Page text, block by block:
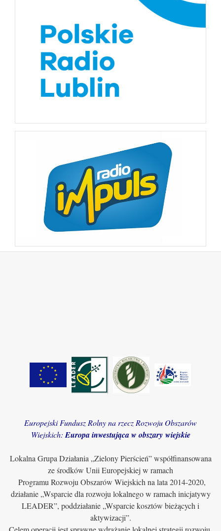
Europejski Fundusz Rolny na rzecz Rozwoju Obszarów
Wiejskich: Europa inwestująca w obszary wiejskie
Lokalna Grupa Działania „Zielony Pierścień” współfinansowana
ze środków Unii Europejskiej w ramach
Programu Rozwoju Obszarów Wiejskich na lata 2014-2020,
działanie „Wsparcie dla rozwoju lokalnego w ramach inicjatywy
LEADER”, poddziałanie „Wsparcie kosztów bieżących i
aktywizacji”.